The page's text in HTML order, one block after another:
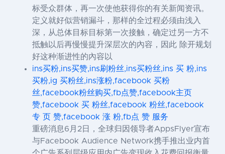
标受众群体，再一次使他获得你的有关新闻资讯。
定义就好似营销漏斗，那样的全过程必须由浅入
深，从总体目标目标第一次接触，确定过另一方不
抵触以后再慢慢提升深层次的內容，因此 除开规划
好这种渐进性的內容以
ins买粉,ins买赞,ins刷粉丝,ins买粉丝,ins 买 粉,ins
买粉,ig 买粉丝,ins涨粉,facebook 买粉
丝,facebook粉丝购买,fb点赞,facebook主页
赞,facebook 买 粉丝,facebook 粉丝,facebook
专 页 赞,facebook 涨 粉,fb点 赞 服务
重磅消息6月2日，全球归因领导者AppsFlyer宣布
与Facebook Audience Network携手推出业内首